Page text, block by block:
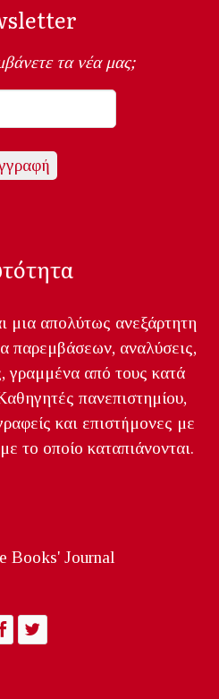
τα νέα μας;
μια απολύτως ανεξάρτητη
παρεμβάσεων, αναλύσεις,
γραμμένα από τους κατά
πανεπιστημίου,
και επιστήμονες με
το οποίο καταπιάνονται.
Books' Journal